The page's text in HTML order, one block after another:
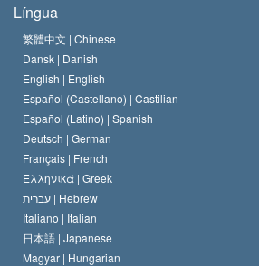
O Credo da Igreja de Scientology
O Código de Um Scientologist
David Miscavige
Normas Internacionais de Direitos Humanos
Proclamação sobre Religião
Língua
繁體中文 | Chinese
Dansk | Danish
English | English
Español (Castellano) | Castilian
Español (Latino) | Spanish
Deutsch | German
Français | French
Ελληνικά | Greek
עברית | Hebrew
Italiano | Italian
日本語 | Japanese
Magyar | Hungarian